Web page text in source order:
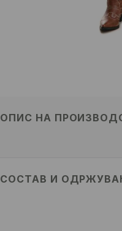
ОПИС НА
СОСТАВ И